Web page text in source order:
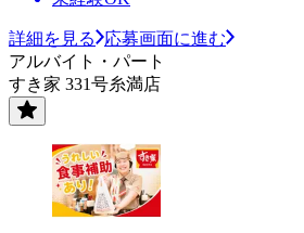
詳細を見る
応募画面に進む
アルバイト・パート
すき家 331号糸満店